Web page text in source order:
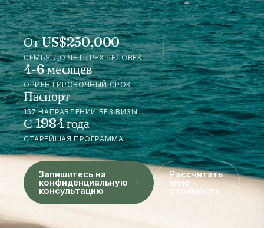
От US$250,000
СЕМЬЯ ДО ЧЕТЫРЕХ ЧЕЛОВЕК
4-6 месяцев
ОРИЕНТИРОВОЧНЫЙ СРОК
Паспорт
157 НАПРАВЛЕНИЙ БЕЗ ВИЗЫ
С 1984 года
СТАРЕЙШАЯ ПРОГРАММА
конфиденциальную
консультацию
Рассчитать
мою
стоимость